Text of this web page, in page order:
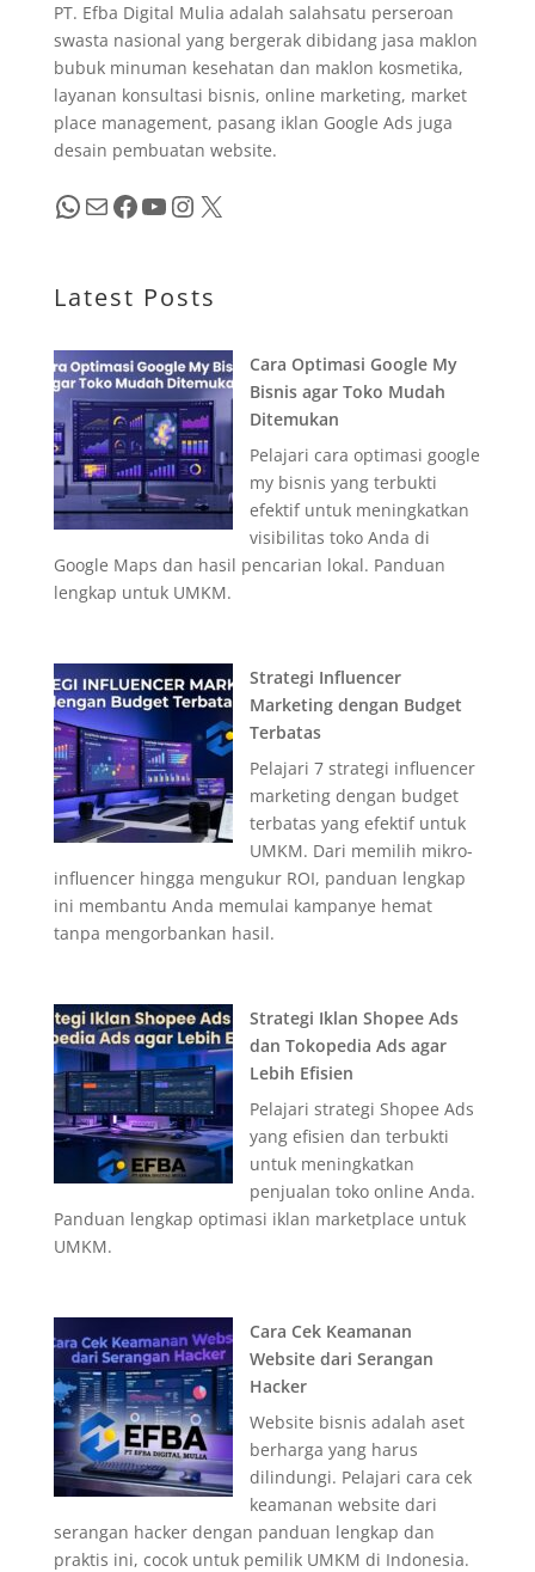
PT. Efba Digital Mulia adalah salahsatu perseroan
swasta nasional yang bergerak dibidang jasa maklon
bubuk minuman kesehatan dan maklon kosmetika,
layanan konsultasi bisnis, online marketing, market
place management, pasang iklan Google Ads juga
desain pembuatan website.
WhatsApp Mail Facebook YouTube InstagramX
Latest Posts
Cara Optimasi Google My
Bisnis agar Toko Mudah
Ditemukan
Pelajari cara optimasi google
my bisnis yang terbukti
efektif untuk meningkatkan
visibilitas toko Anda di
Google Maps dan hasil pencarian lokal. Panduan
lengkap untuk UMKM.
Strategi Influencer
Marketing dengan Budget
Terbatas
Pelajari 7 strategi influencer
marketing dengan budget
terbatas yang efektif untuk
UMKM. Dari memilih mikro-
influencer hingga mengukur ROI, panduan lengkap
ini membantu Anda memulai kampanye hemat
tanpa mengorbankan hasil.
Strategi Iklan Shopee Ads
dan Tokopedia Ads agar
Lebih Efisien
Pelajari strategi Shopee Ads
yang efisien dan terbukti
untuk meningkatkan
penjualan toko online Anda.
Panduan lengkap optimasi iklan marketplace untuk
UMKM.
Cara Cek Keamanan
Website dari Serangan
Hacker
Website bisnis adalah aset
berharga yang harus
dilindungi. Pelajari cara cek
keamanan website dari
serangan hacker dengan panduan lengkap dan
praktis ini, cocok untuk pemilik UMKM di Indonesia.